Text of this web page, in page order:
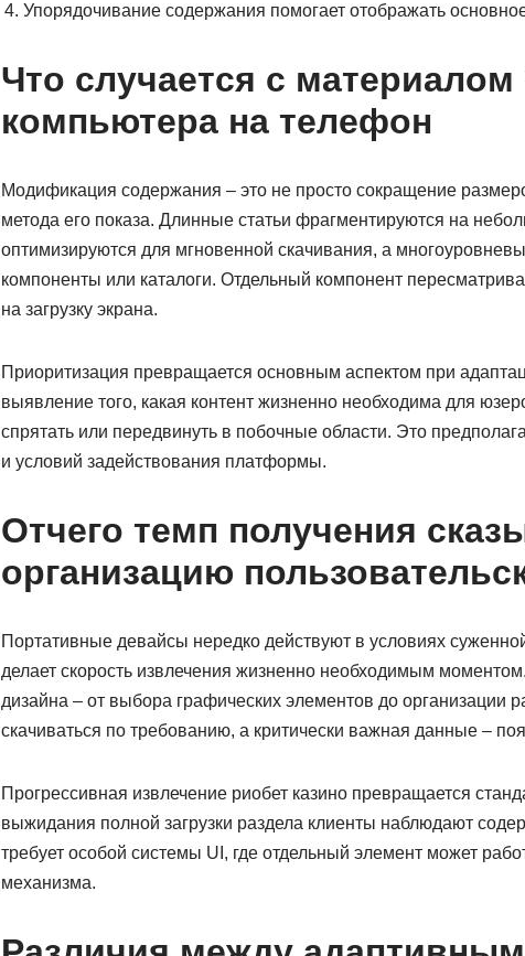
Упорядочивание содержания помогает отображать
Что случается с
компьютера на телефон
Модификация содержания – это не просто сокращение
метода его показа. Длинные статьи фрагментируются на
оптимизируются для мгновенной скачивания, а
компоненты или каталоги. Отдельный компонент
на загрузку экрана.
Приоритизация превращается основным аспектом при
выявление того, какая контент жизненно необходима для
спрятать или передвинуть в побочные области. Это
и условий задействования платформы.
Отчего темп получения
организацию
Портативные девайсы нередко действуют в условиях
делает скорость извлечения жизненно необходимым
дизайна – от выбора графических элементов до организации
скачиваться по требованию, а критически важная данные –
Прогрессивная извлечение риобет казино превращается
выжидания полной загрузки раздела клиенты наблюдают
требует особой системы UI, где отдельный элемент может
механизма.